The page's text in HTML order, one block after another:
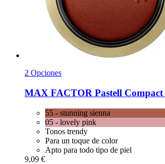
2 Opciones
MAX FACTOR Pastell
55 - stunning sienna
05 - lovely pink
Tonos trendy
Para un toque de color
Apto para todo tipo de piel
9,09 €